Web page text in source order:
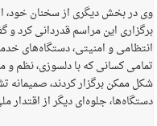
وی در بخش دیگری از سخنان خود،
برگزاری این مراسم قدردانی کرد و
انتظامی و امنیتی، دستگاه‌های
تمامی کسانی که با دلسوزی، نظم و
شکل ممکن برگزار کردند، صمیمانه
دستگاه‌ها، جلوه‌ای دیگر از